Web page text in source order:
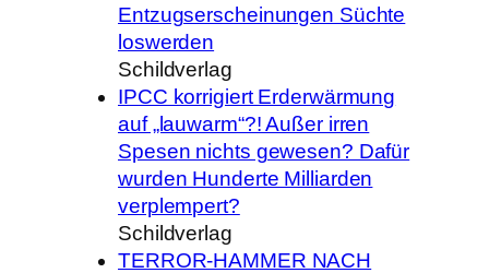
Entzugserscheinungen Süchte
loswerden
Schildverlag
IPCC korrigiert Erderwärmung
auf „lauwarm“?! Außer irren
Spesen nichts gewesen? Dafür
wurden Hunderte Milliarden
verplempert?
Schildverlag
TERROR-HAMMER NACH